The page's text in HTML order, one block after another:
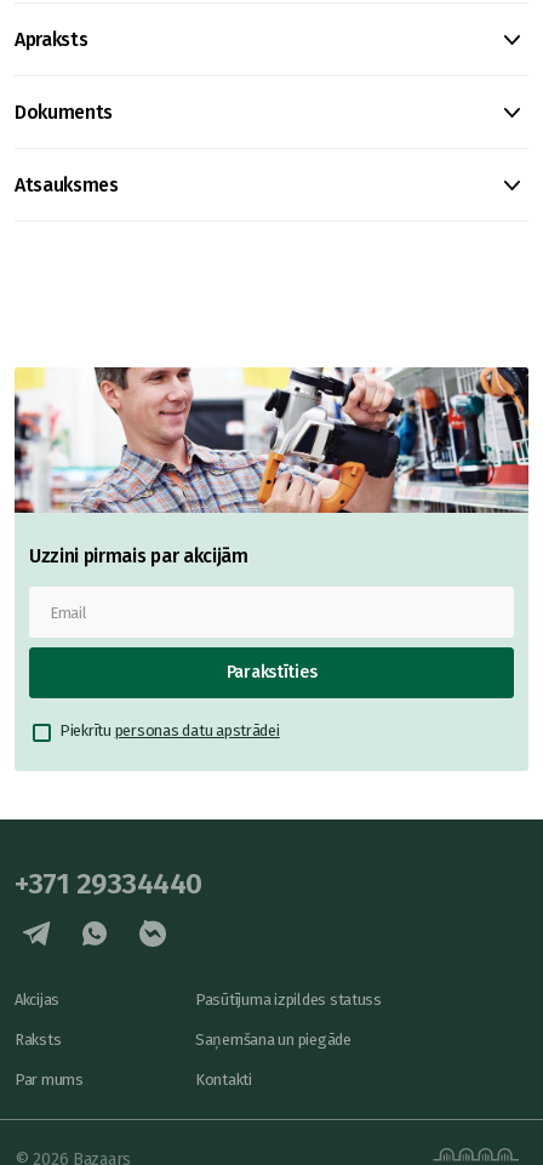
Apraksts
Dokuments
Atsauksmes
Uzzini pirmais par akcijām
Parakstīties
Piekrītu personas datu apstrādei
+371 29334440
Akcijas
Raksts
Par mums
Pasūtījuma izpildes statuss
Saņemšana un piegāde
Kontakti
© 2026 Bazaars